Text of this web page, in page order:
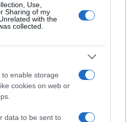
Use,
Sharing of my
with the
collected.
enable storage
cookies on web or
data to be sent to
tra etica e